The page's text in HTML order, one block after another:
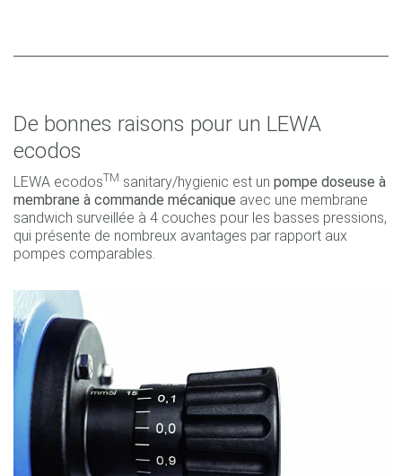
De bonnes raisons pour un LEWA
ecodos
LEWA ecodosTM sanitary/hygienic est un pompe doseuse à
membrane à commande mécanique avec une membrane
sandwich surveillée à 4 couches pour les basses pressions,
qui présente de nombreux avantages par rapport aux
pompes comparables.